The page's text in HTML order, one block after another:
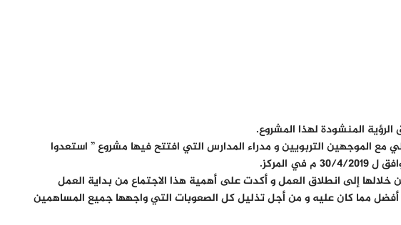
المنشودة لهذا المشروع.
مع الموجهين التربويين و مدراء المدارس التي افتتح فيها مشروع ” استعدوا
خلالها إلى انطلاق العمل و أكدت على أهمية هذا الاجتماع من بداية العمل
أفضل مما كان عليه و من أجل تذليل كل الصعوبات التي واجهها جميع المساهمين